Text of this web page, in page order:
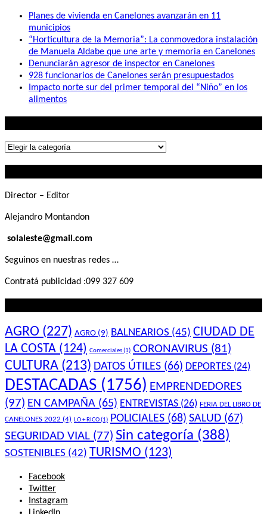
Planes de vivienda en Canelones avanzarán en 11
municipios
“Horticultura de la Memoria”: La conmovedora instalación
de Manuela Aldabe que une arte y memoria en Canelones
Denunciarán agresor de inspector en Canelones
928 funcionarios de Canelones serán presupuestados
Impacto norte sur del primer temporal del “Niño” en los
alimentos
Lo
Director – Editor
Alejandro Montandon
solaleste@gmail.com
Seguinos en nuestras redes …
Contratá publicidad :099 327 609
AGRO (227) AGRO (9) BALNEARIOS (45) CIUDAD DE
LA COSTA (124) Comerciales(1) CORONAVIRUS (81)
CULTURA (213) DATOS ÚTILES (66) DEPORTES (24)
DESTACADAS (1756) EMPRENDEDORES
(97) EN CAMPAÑA (65) ENTREVISTAS (26) FERIA DEL LIBRO DE
CANELONES 2022 (4) LO + RICO(1) POLICIALES (68) SALUD (67)
SEGURIDAD VIAL (77) Sin categoría (388)
SOSTENIBLES (42) TURISMO (123)
Facebook
Twitter
Instagram